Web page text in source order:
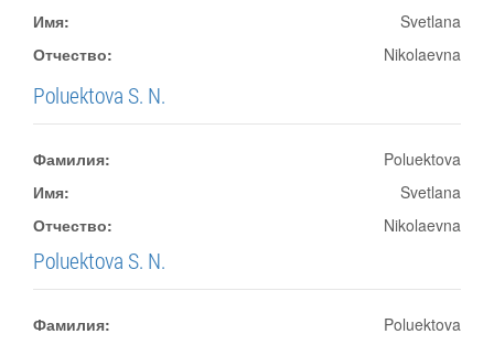
Имя:
Svetlana
Отчество:
Nikolaevna
Poluektova S. N.
Фамилия:
Poluektova
Имя:
Svetlana
Отчество:
Nikolaevna
Poluektova S. N.
Фамилия:
Poluektova